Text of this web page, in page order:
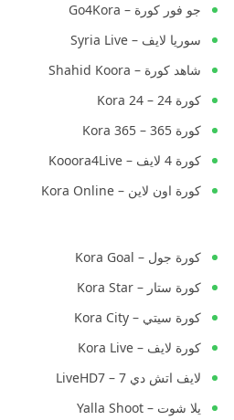
جو فور كورة – Go4Kora
سوريا لايف – Syria Live
شاهد كورة – Shahid Koora
كورة 24 – Kora 24
كورة 365 – Kora 365
كورة 4 لايف – Kooora4Live
كورة اون لاين – Kora Online
كورة جول – Kora Goal
كورة ستار – Kora Star
كورة سيتي – Kora City
كورة لايف – Kora Live
لايف اتش دي 7 – LiveHD7
يلا شوت – Yalla Shoot